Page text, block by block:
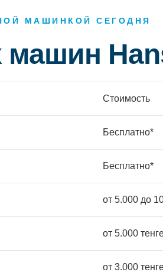
МАШИНКОЙ СЕГОДНЯ
машин
Стоимость
Бесплатно*
Бесплатно*
от 5.000 до
от 5.000
от 3.000